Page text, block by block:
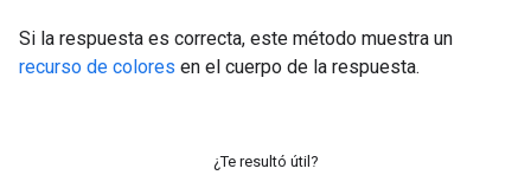
Si la respuesta es correcta, este método muestra un
recurso de colores en el cuerpo de la respuesta.
¿Te resultó útil?